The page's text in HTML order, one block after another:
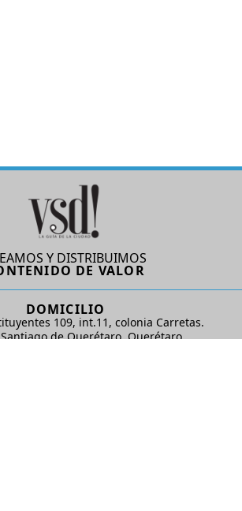
Y DISTRIBUIMOS
DE VALOR
DOMICILIO
109, int.11, colonia Carretas.
Santiago de Querétaro, Querétaro.